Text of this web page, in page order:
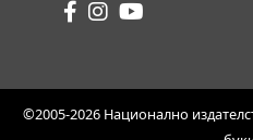
©2005-2026 Национално